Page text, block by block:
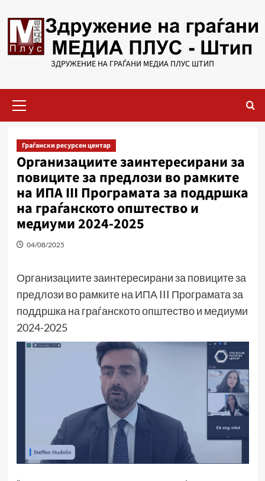
to
content
ЗДРУЖЕНИЕ НА ГРАЃАНИ МЕДИА ПЛУС ШТИП
Menu
Граѓански ресурсен центар
Организациите заинтересирани за
повиците за предлози во рамките
на ИПА III Програмата за поддршка
на граѓанското општество и
медиуми 2024-2025
04/08/2025
Организациите заинтересирани за повиците за
предлози во рамките на ИПА III Програмата за
поддршка на граѓанското општество и медиуми
2024-2025